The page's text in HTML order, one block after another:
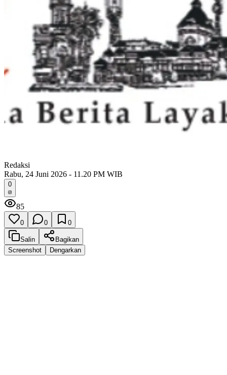
Redaksi
Rabu, 24 Juni 2026 - 11.20 PM WIB
0
85
0 0 0
Salin
Bagikan
Screenshot
Dengarkan